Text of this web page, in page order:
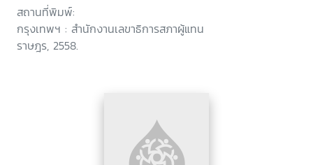
สถานที่พิมพ์:
กรุงเทพฯ : สำนักงานเลขาธิการสภาผู้แทน
ราษฎร, 2558.